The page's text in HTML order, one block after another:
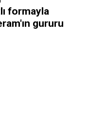
formayla
gururu